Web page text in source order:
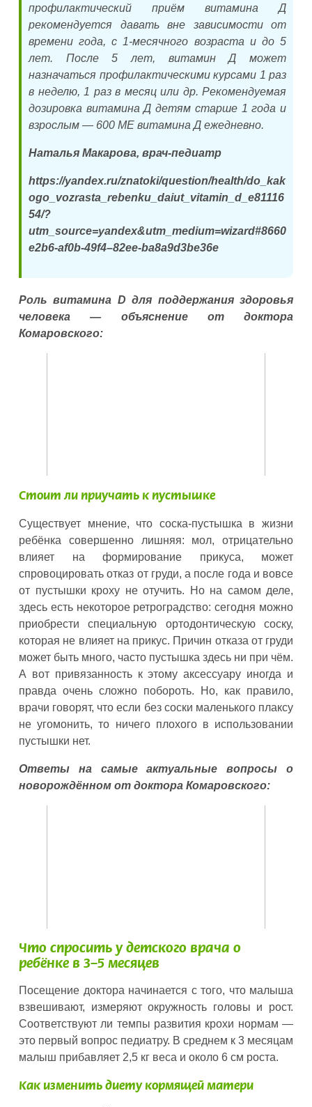
профилактический приём витамина Д
рекомендуется давать вне зависимости от
времени года, с 1-месячного возраста и до 5
лет. После 5 лет, витамин Д может
назначаться профилактическими курсами 1 раз
в неделю, 1 раз в месяц или др. Рекомендуемая
дозировка витамина Д детям старше 1 года и
взрослым — 600 МЕ витамина Д ежедневно.
Наталья Макарова, врач-педиатр
https://yandex.ru/znatoki/question/health/do_kak
ogo_vozrasta_rebenku_daiut_vitamin_d_e81116
54/?
utm_source=yandex&utm_medium=wizard#8660
e2b6-af0b-49f4–82ee-ba8a9d3be36e
Роль витамина D для поддержания здоровья
человека — объяснение от доктора
Комаровского:
Стоит ли приучать к пустышке
Существует мнение, что соска-пустышка в жизни
ребёнка совершенно лишняя: мол, отрицательно
влияет на формирование прикуса, может
спровоцировать отказ от груди, а после года и вовсе
от пустышки кроху не отучить. Но на самом деле,
здесь есть некоторое ретроградство: сегодня можно
приобрести специальную ортодонтическую соску,
которая не влияет на прикус. Причин отказа от груди
может быть много, часто пустышка здесь ни при чём.
А вот привязанность к этому аксессуару иногда и
правда очень сложно побороть. Но, как правило,
врачи говорят, что если без соски маленького плаксу
не угомонить, то ничего плохого в использовании
пустышки нет.
Ответы на самые актуальные вопросы о
новорождённом от доктора Комаровского:
Что спросить у детского врача о
ребёнке в 3–5 месяцев
Посещение доктора начинается с того, что малыша
взвешивают, измеряют окружность головы и рост.
Соответствуют ли темпы развития крохи нормам —
это первый вопрос педиатру. В среднем к 3 месяцам
малыш прибавляет 2,5 кг веса и около 6 см роста.
Как изменить диету кормящей матери